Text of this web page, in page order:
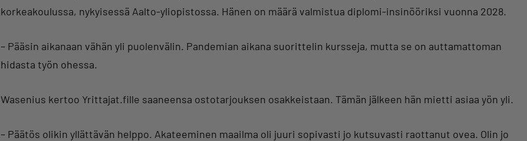
korkeakoulussa, nykyisessä Aalto-yliopistossa. Hänen on määrä valmistua diplomi-insinööriksi vuonna 2028.
– Pääsin aikanaan vähän yli puolenvälin. Pandemian aikana suorittelin kursseja, mutta se on auttamattoman
hidasta työn ohessa.
Wasenius kertoo Yrittajat.fille saaneensa ostotarjouksen osakkeistaan. Tämän jälkeen hän mietti asiaa yön yli.
– Päätös olikin yllättävän helppo. Akateeminen maailma oli juuri sopivasti jo kutsuvasti raottanut ovea. Olin jo